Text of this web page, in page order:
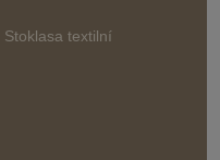
Stoklasa textilní